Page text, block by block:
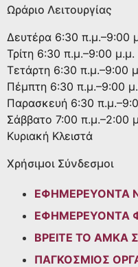
Ωράριο Λειτουργίας
Δευτέρα 6:30 π.μ.–9:00
Τρίτη 6:30 π.μ.–9:00 μ.μ.
Τετάρτη 6:30 π.μ.–9:00
Πέμπτη 6:30 π.μ.–9:00
Παρασκευή 6:30
Σάββατο 7:00 π.μ.–2:00
Κυριακή Κλειστά
Χρήσιμοι Σύνδεσμοι
ΕΦΗΜΕΡΕΥΟΝΤΑ
ΕΦΗΜΕΡΕΥΟΝΤΑ
ΒΡΕΙΤΕ ΤΟ ΑΜΚΑ
ΠΑΓΚΟΣΜΙΟΣ